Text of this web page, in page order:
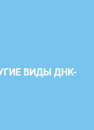
ВИДЫ ДНК-